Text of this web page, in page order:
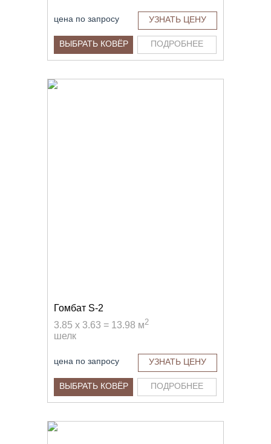
цена по запросу УЗНАТЬ ЦЕНУ
ВЫБРАТЬ КОВЁР ПОДРОБНЕЕ
Гомбат S-2
3.85 x 3.63 = 13.98 м2
шелк
цена по запросу УЗНАТЬ ЦЕНУ
ВЫБРАТЬ КОВЁР ПОДРОБНЕЕ